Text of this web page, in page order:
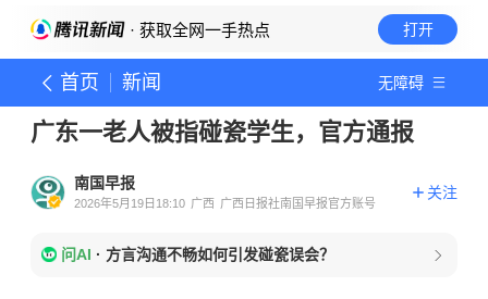
· 获取全网一手热点 打开
首页 新闻 无障碍
广东一老人被指碰瓷学生，官方通报
南国早报
2026年5月19日18:10 广西 广西日报社南国早报官方账号
关注
问AI · 方言沟通不畅如何引发碰瓷误会？